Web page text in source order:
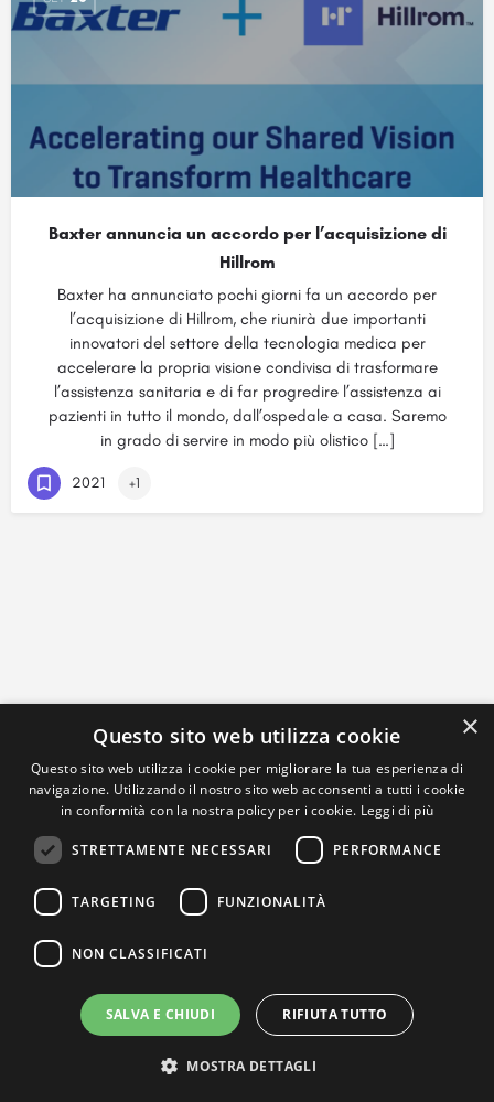
Baxter annuncia un accordo per l’acquisizione di
Hillrom
Baxter ha annunciato pochi giorni fa un accordo per
l’acquisizione di Hillrom, che riunirà due importanti
innovatori del settore della tecnologia medica per
accelerare la propria visione condivisa di trasformare
l’assistenza sanitaria e di far progredire l’assistenza ai
pazienti in tutto il mondo, dall’ospedale a casa. Saremo
in grado di servire in modo più olistico […]
2021 +1
×
Questo sito web utilizza cookie
Questo sito web utilizza i cookie per migliorare la tua esperienza di
navigazione. Utilizzando il nostro sito web acconsenti a tutti i cookie
in conformità con la nostra policy per i cookie. Leggi di più
STRETTAMENTE NECESSARI PERFORMANCE
TARGETING FUNZIONALITÀ
NON CLASSIFICATI
SALVA E CHIUDI RIFIUTA TUTTO
MOSTRA DETTAGLI